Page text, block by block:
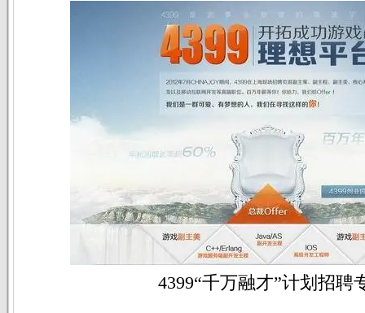
4399“千万融才”计划招聘